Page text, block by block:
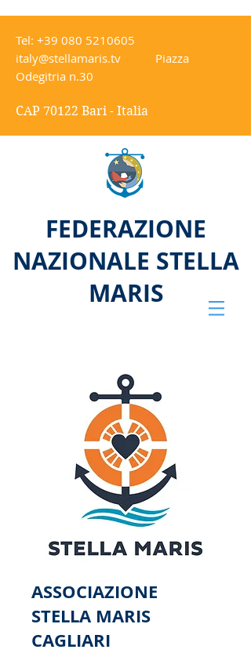
Tel: +39 080 5210605
italy@stellamaris.tv Piazza
Odegitria n.30
CAP 70122 Bari - Italia
FEDERAZIONE
NAZIONALE STELLA
MARIS
ASSOCIAZIONE
STELLA MARIS
CAGLIARI